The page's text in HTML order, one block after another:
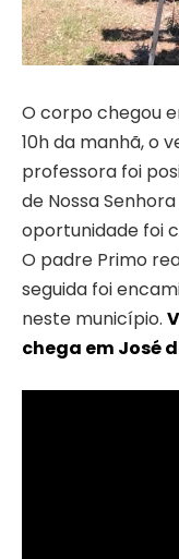
O corpo chegou
10h da manhã, o
professora foi
de Nossa
oportunidade foi
O padre Primo
seguida foi
neste município.
chega em José